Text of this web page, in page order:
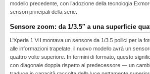
MOTOROLA
NEWS
ONEPLUS
PIXEL
POCO
modello precedente, con l’adozione della tecnologia
sensori principali della serie.
Sensore zoom: da 1/3.5″ a una superficie
L’Xperia 1 VII montava un sensore da 1/3.5 pollici per la
alle informazioni trapelate, il nuovo modello avrà un
quattro volte superiore. In termini di formato, questo
con diagonale doppia rispetto al predecessore — un